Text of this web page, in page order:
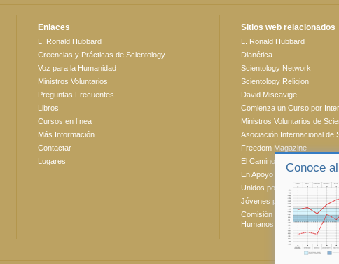
Conoce
Enlaces
L. Ronald Hubbard
Creencias y Prácticas de Scientology
Voz para la Humanidad
Ministros Voluntarios
Preguntas Frecuentes
Libros
Cursos en línea
Más Información
Contactar
Lugares
Sitios web relacionados
L. Ronald Hubbard
Dianética
Scientology Network
Scientology Religion
David Miscavige
Comienza un Curso por
Ministros Voluntarios de
Asociación Internacional de
Freedom Magazine
El Camino a la Felicidad
En Apoyo de Un Mundo Sin
Unidos por los Derechos
Jóvenes por los Derechos
Comisión de Ciudadanos
Humanos